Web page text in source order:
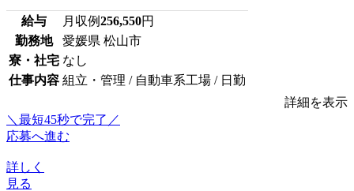
給与 月収例256,550円
勤務地
愛媛県 松山市
寮・社宅 なし
仕事内容 組立・管理 / 自動車系工場 / 日勤
詳細を表示
＼最短45秒で完了／
応募へ進む
詳しく
見る